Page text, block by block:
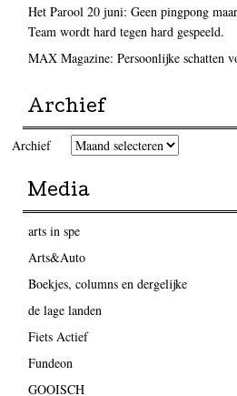
Het Parool 20 juni: Geen pingpong
Team wordt hard tegen hard gespeeld.
MAX Magazine: Persoonlijke schatten
Archief
Archief
Media
arts in spe
Arts&Auto
Boekjes, columns en dergelijke
de lage landen
Fiets Actief
Fundeon
GOOISCH